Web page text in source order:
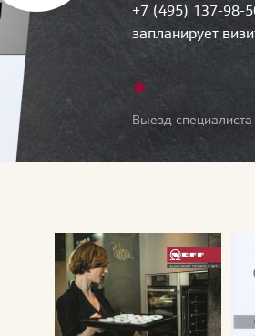
+7 (495) 137-98-
запланирует
Выезд специалиста